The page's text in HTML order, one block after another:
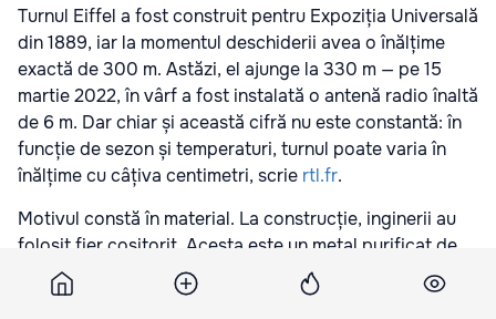
Turnul Eiffel a fost construit pentru Expoziția Universală
din 1889, iar la momentul deschiderii avea o înălțime
exactă de 300 m. Astăzi, el ajunge la 330 m — pe 15
martie 2022, în vârf a fost instalată o antenă radio înaltă
de 6 m. Dar chiar și această cifră nu este constantă: în
funcție de sezon și temperaturi, turnul poate varia în
înălțime cu câțiva centimetri, scrie rtl.fr.
Motivul constă în material. La construcție, inginerii au
folosit fier cositorit. Acesta este un metal purificat de
excesul de carbon, care permite realizarea unor
structuri ușoare, dar rezistente.